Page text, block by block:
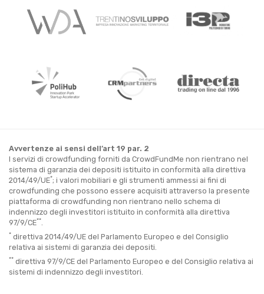
Avvertenze ai sensi dell’art 19 par. 2
I servizi di crowdfunding forniti da CrowdFundMe non rientrano nel
sistema di garanzia dei depositi istituito in conformità alla direttiva
2014/49/UE*; i valori mobiliari e gli strumenti ammessi ai fini di
crowdfunding che possono essere acquisiti attraverso la presente
piattaforma di crowdfunding non rientrano nello schema di
indennizzo degli investitori istituito in conformità alla direttiva
97/9/CE**
* direttiva 2014/49/UE del Parlamento Europeo e del Consiglio
relativa ai sistemi di garanzia dei depositi.
** direttiva 97/9/CE del Parlamento Europeo e del Consiglio relativa ai
sistemi di indennizzo degli investitori.